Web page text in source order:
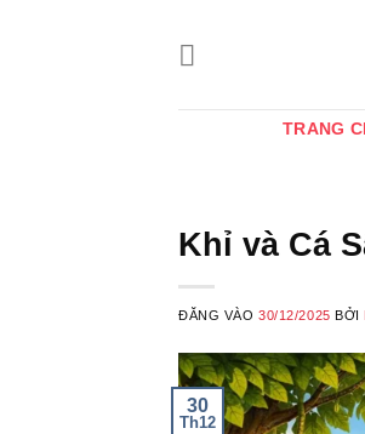
TRANG
Khỉ và Cá
ĐĂNG VÀO30/12/2025 BỞI
30
Th12